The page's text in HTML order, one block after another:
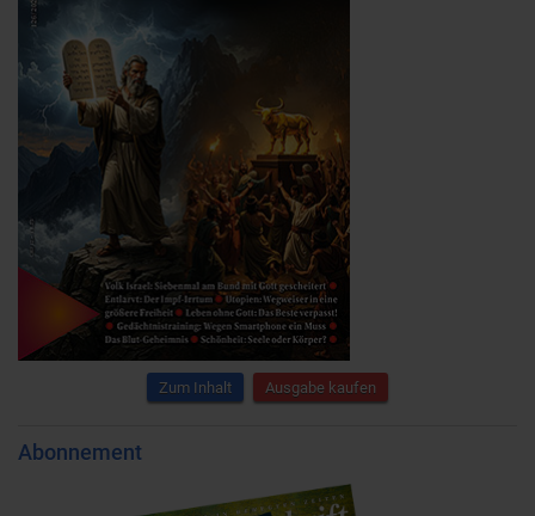
Zum Inhalt Ausgabe kaufen
Abonnement